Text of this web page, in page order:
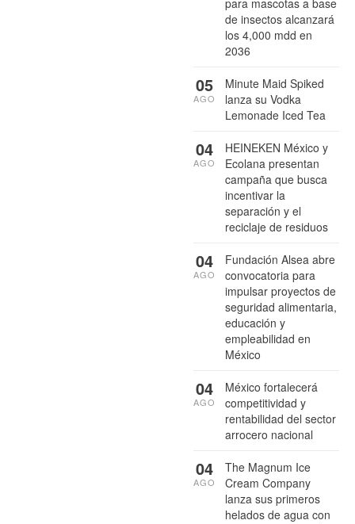
de insectos alcanzará
los 4,000 mdd en
2036
Minute Maid Spiked
lanza su Vodka
Lemonade Iced Tea
05
AGO
HEINEKEN México y
Ecolana presentan
campaña que busca
incentivar la
separación y el
reciclaje de residuos
04
AGO
Fundación Alsea abre
convocatoria para
impulsar proyectos de
seguridad alimentaria,
educación y
empleabilidad en
México
04
AGO
México fortalecerá
competitividad y
rentabilidad del sector
arrocero nacional
04
AGO
The Magnum Ice
Cream Company
lanza sus primeros
helados de agua con
04
AGO